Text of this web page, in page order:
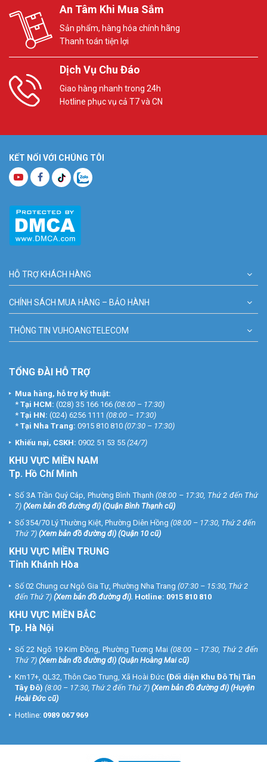
An Tâm Khi Mua Sắm
Sản phẩm, hàng hóa chính hãng
Thanh toán tiện lợi
Dịch Vụ Chu Đáo
Giao hàng nhanh trong 24h
Hotline phục vụ cả T7 và CN
KẾT NỐI VỚI CHÚNG TÔI
HỖ TRỢ KHÁCH HÀNG
CHÍNH SÁCH MUA HÀNG – BẢO HÀNH
THÔNG TIN VUHOANGTELECOM
TỔNG ĐÀI HỖ TRỢ
Mua hàng, hỗ trợ kỹ thuật:
* Tại HCM: (028) 35 166 166 (08:00 – 17:30)
* Tại HN: (024) 6256 1111 (08:00 – 17:30)
* Tại Nha Trang: 0915 810 810 (07:30 – 17:30)
Khiếu nại, CSKH: 0902 51 53 55 (24/7)
KHU VỰC MIỀN NAM
Tp. Hồ Chí Minh
Số 3A Trần Quý Cáp, Phường Bình Thạnh (08:00 – 17:30, Thứ 2 đến Thứ
7) (Xem bản đồ đường đi) (Quận Bình Thạnh cũ)
Số 354/70 Lý Thường Kiệt, Phường Diên Hồng (08:00 – 17:30, Thứ 2 đến
Thứ 7) (Xem bản đồ đường đi) (Quận 10 cũ)
KHU VỰC MIỀN TRUNG
Tỉnh Khánh Hòa
Số 02 Chung cư Ngô Gia Tự, Phường Nha Trang (07:30 – 15:30, Thứ 2
đến Thứ 7) (Xem bản đồ đường đi). Hotline: 0915 810 810
KHU VỰC MIỀN BẮC
Tp. Hà Nội
Số 22 Ngõ 19 Kim Đồng, Phường Tương Mai (08:00 – 17:30, Thứ 2 đến
Thứ 7) (Xem bản đồ đường đi) (Quận Hoàng Mai cũ)
Km17+, QL32, Thôn Cao Trung, Xã Hoài Đức (Đối diện Khu Đô Thị Tân
Tây Đô) (8:00 – 17:30, Thứ 2 đến Thứ 7) (Xem bản đồ đường đi) (Huyện
Hoài Đức cũ)
Hotline: 0989 067 969